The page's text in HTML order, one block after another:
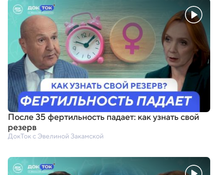
После 35 фертильность падает: как узнать свой
резерв
ДокТок с Эвелиной Закамской